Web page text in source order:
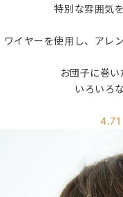
特別な雰囲気
ワイヤーを使用し、アレ
お団子に巻い
いろいろ
4.71